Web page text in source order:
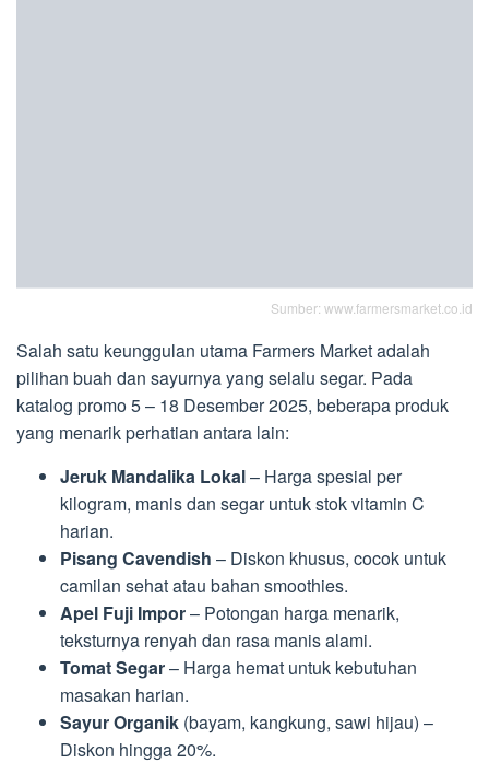
Sumber: www.farmersmarket.co.id
Salah satu keunggulan utama Farmers Market adalah
pilihan buah dan sayurnya yang selalu segar. Pada
katalog promo 5 – 18 Desember 2025, beberapa produk
yang menarik perhatian antara lain:
Jeruk Mandalika Lokal– Harga spesial per
kilogram, manis dan segar untuk stok vitamin C
harian.
Pisang Cavendish – Diskon khusus, cocok untuk
camilan sehat atau bahan smoothies.
Apel Fuji Impor– Potongan harga menarik,
teksturnya renyah dan rasa manis alami.
Tomat Segar– Harga hemat untuk kebutuhan
masakan harian.
Sayur Organik (bayam, kangkung, sawi hijau) –
Diskon hingga 20%.